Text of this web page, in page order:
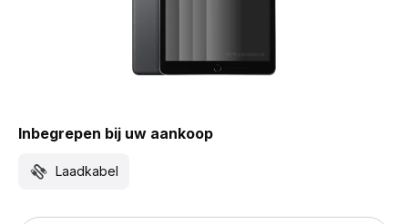
Inbegrepen bij uw aankoop
Laadkabel